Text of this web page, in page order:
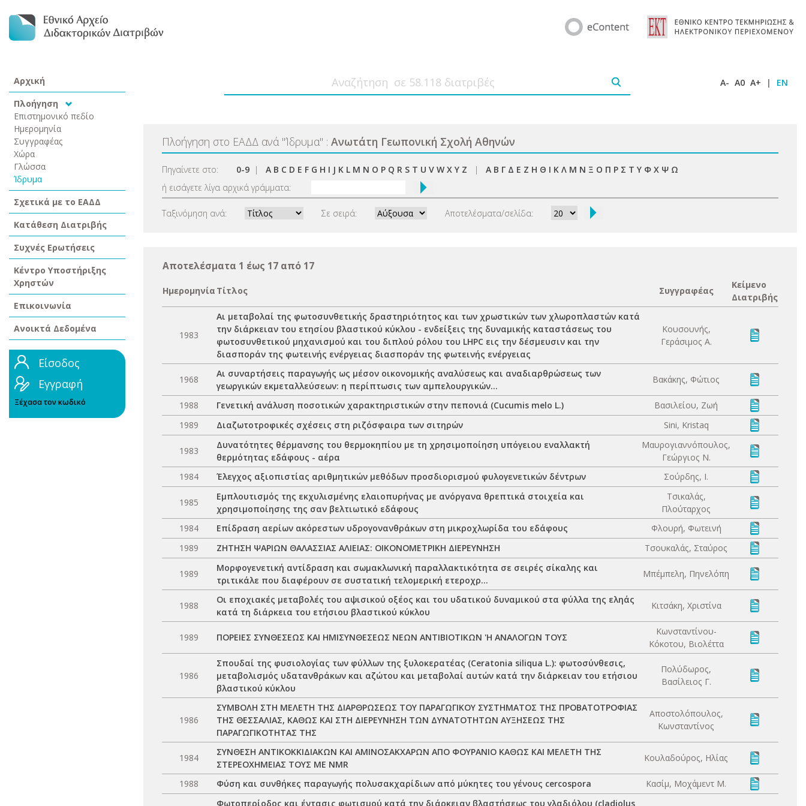
Αρχική
Πλοήγηση
Επιστημονικό πεδίο
Ημερομηνία
Συγγραφέας
Χώρα
Γλώσσα
Ίδρυμα
Σχετικά με το ΕΑΔΔ
Κατάθεση Διατριβής
Συχνές Ερωτήσεις
Κέντρο Υποστήριξης
Χρηστών
Επικοινωνία
Ανοικτά Δεδομένα
Είσοδος
Εγγραφή
Ξέχασα τον κωδικό
A- A0 A+ | EN
Πλοήγηση στο ΕΑΔΔ ανά "Ίδρυμα" : Ανωτάτη Γεωπονική Σχολή Αθηνών
Πηγαίνετε στο: 0-9 | A B C D E F G H I J K L M N O P Q R S T U V W X Y Z | Α Β Γ Δ Ε Ζ Η Θ Ι Κ Λ Μ Ν Ξ Ο Π Ρ Σ Τ Υ Φ Χ Ψ Ω
ή εισάγετε λίγα αρχικά γράμματα:
Ταξινόμηση ανά: Σε σειρά: Αποτελέσματα/σελίδα:
Αποτελέσματα 1 έως 17 από 17
Ημερομηνία Τίτλος Συγγραφέας
Κείμενο
Διατριβής
1983
Αι μεταβολαί της φωτοσυνθετικής δραστηριότητος και των χρωστικών των χλωροπλαστών κατά
την διάρκειαν του ετησίου βλαστικού κύκλου - ενδείξεις της δυναμικής καταστάσεως του
φωτοσυνθετικού μηχανισμού και του διπλού ρόλου του LHPC εις την δέσμευσιν και την
διασποράν της φωτεινής ενέργειας διασποράν της φωτεινής ενέργειας
Κουσουνής,
Γεράσιμος Α.
1968
Αι συναρτήσεις παραγωγής ως μέσον οικονομικής αναλύσεως και αναδιαρθρώσεως των
γεωργικών εκμεταλλεύσεων: η περίπτωσις των αμπελουργικών...
Βακάκης, Φώτιος
1988 Γενετική ανάλυση ποσοτικών χαρακτηριστικών στην πεπονιά (Cucumis melo L.)
Βασιλείου, Ζωή
1989
Διαζωτοτροφικές σχέσεις στη ριζόσφαιρα των σιτηρών Sini, Kristaq
1983
Δυνατότητες θέρμανσης του θερμοκηπίου με τη χρησιμοποίηση υπόγειου εναλλακτή
θερμότητας εδάφους - αέρα
Μαυρογιαννόπουλος,
Γεώργιος Ν.
1984
Έλεγχος αξιοπιστίας αριθμητικών μεθόδων προσδιορισμού φυλογενετικών δέντρων Σούρδης, Ι.
1985
Εμπλουτισμός της εκχυλισμένης ελαιοπυρήνας με ανόργανα θρεπτικά στοιχεία και
χρησιμοποίησης της σαν βελτιωτικό εδάφους
Τσικαλάς,
Πλούταρχος
1984
Επίδραση αερίων ακόρεστων υδρογονανθράκων στη μικροχλωρίδα του εδάφους
Φλουρή, Φωτεινή
1989
ΖΗΤΗΣΗ ΨΑΡΙΩΝ ΘΑΛΑΣΣΙΑΣ ΑΛΙΕΙΑΣ: ΟΙΚΟΝΟΜΕΤΡΙΚΗ ΔΙΕΡΕΥΝΗΣΗ Τσουκαλάς, Σταύρος
1989
Μορφογενετική αντίδραση και σωμακλωνική παραλλακτικότητα σε σειρές σίκαλης και
τριτικάλε που διαφέρουν σε συστατική τελομερική ετεροχρ...
Μπέμπελη, Πηνελόπη
1988
Οι εποχιακές μεταβολές του αψισικού οξέος και του υδατικού δυναμικού στα φύλλα της εληάς
κατά τη διάρκεια του ετήσιου βλαστικού κύκλου
Κιτσάκη, Χριστίνα
1989 ΠΟΡΕΙΕΣ ΣΥΝΘΕΣΕΩΣ ΚΑΙ ΗΜΙΣΥΝΘΕΣΕΩΣ ΝΕΩΝ ΑΝΤΙΒΙΟΤΙΚΩΝ 'Η ΑΝΑΛΟΓΩΝ ΤΟΥΣ
Κωνσταντίνου-
Κόκοτου, Βιολέττα
1986
Σπουδαί της φυσιολογίας των φύλλων της ξυλοκερατέας (Ceratonia siliqua L.): φωτοσύνθεσις,
μεταβολισμός υδατανθράκων και αζώτου και μεταβολαί αυτών κατά την διάρκειαν του ετήσιου
βλαστικού κύκλου
Πολύδωρος,
Βασίλειος Γ.
1986
ΣΥΜΒΟΛΗ ΣΤΗ ΜΕΛΕΤΗ ΤΗΣ ΔΙΑΡΘΡΩΣΕΩΣ ΤΟΥ ΠΑΡΑΓΩΓΙΚΟΥ ΣΥΣΤΗΜΑΤΟΣ ΤΗΣ ΠΡΟΒΑΤΟΤΡΟΦΙΑΣ
ΤΗΣ ΘΕΣΣΑΛΙΑΣ, ΚΑΘΩΣ ΚΑΙ ΣΤΗ ΔΙΕΡΕΥΝΗΣΗ ΤΩΝ ΔΥΝΑΤΟΤΗΤΩΝ ΑΥΞΗΣΕΩΣ ΤΗΣ
ΠΑΡΑΓΩΓΙΚΟΤΗΤΑΣ ΤΗΣ
Αποστολόπουλος,
Κωνσταντίνος
1984
ΣΥΝΘΕΣΗ ΑΝΤΙΚΟΚΚΙΔΙΑΚΩΝ ΚΑΙ ΑΜΙΝΟΣΑΚΧΑΡΩΝ ΑΠΟ ΦΟΥΡΑΝΙΟ ΚΑΘΩΣ ΚΑΙ ΜΕΛΕΤΗ ΤΗΣ
ΣΤΕΡΕΟΧΗΜΕΙΑΣ ΤΟΥΣ ΜΕ NMR
Κουλαδούρος, Ηλίας
1988 Φύση και συνθήκες παραγωγής πολυσακχαρίδιων από μύκητες του γένους cercospora
Κασίμ, Μοχάμεντ Μ.
Φωτοπερίοδος και έντασις φωτισμού κατά την διάρκειαν βλαστήσεως του γλαδιόλου (cladiolus